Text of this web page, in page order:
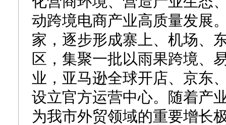
动跨境电商产业高质量发展
家，逐步形成寨上、机场、
区，集聚一批以雨果跨境、
业，亚马逊全球开店、京东
设立官方运营中心。随着产
为我市外贸领域的重要增长